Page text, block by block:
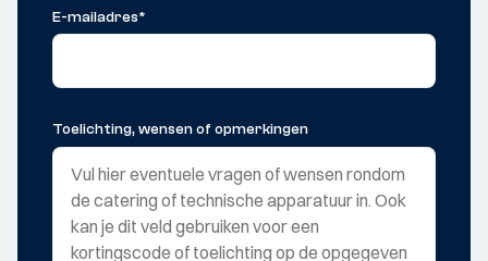
E-mailadres*
Toelichting, wensen of opmerkingen